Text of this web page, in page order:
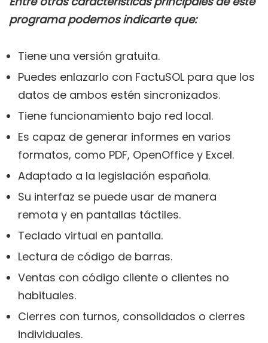
programa podemos indicarte que:
Tiene una versión gratuita.
Puedes enlazarlo con FactuSOL para que los
datos de ambos estén sincronizados.
Tiene funcionamiento bajo red local.
Es capaz de generar informes en varios
formatos, como PDF, OpenOffice y Excel.
Adaptado a la legislación española.
Su interfaz se puede usar de manera
remota y en pantallas táctiles.
Teclado virtual en pantalla.
Lectura de código de barras.
Ventas con código cliente o clientes no
habituales.
Cierres con turnos, consolidados o cierres
individuales.